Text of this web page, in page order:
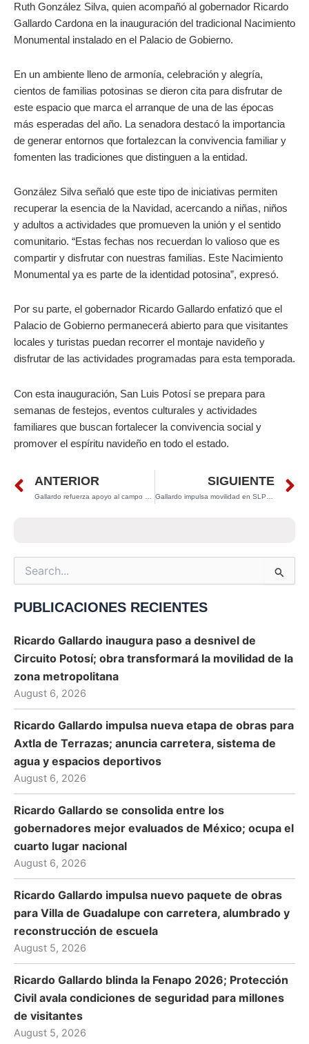
Ruth González Silva, quien acompañó al gobernador Ricardo
Gallardo Cardona en la inauguración del tradicional Nacimiento
Monumental instalado en el Palacio de Gobierno.
En un ambiente lleno de armonía, celebración y alegría,
cientos de familias potosinas se dieron cita para disfrutar de
este espacio que marca el arranque de una de las épocas
más esperadas del año. La senadora destacó la importancia
de generar entornos que fortalezcan la convivencia familiar y
fomenten las tradiciones que distinguen a la entidad.
González Silva señaló que este tipo de iniciativas permiten
recuperar la esencia de la Navidad, acercando a niñas, niños
y adultos a actividades que promueven la unión y el sentido
comunitario. “Estas fechas nos recuerdan lo valioso que es
compartir y disfrutar con nuestras familias. Este Nacimiento
Monumental ya es parte de la identidad potosina”, expresó.
Por su parte, el gobernador Ricardo Gallardo enfatizó que el
Palacio de Gobierno permanecerá abierto para que visitantes
locales y turistas puedan recorrer el montaje navideño y
disfrutar de las actividades programadas para esta temporada.
Con esta inauguración, San Luis Potosí se prepara para
semanas de festejos, eventos culturales y actividades
familiares que buscan fortalecer la convivencia social y
promover el espíritu navideño en todo el estado.
Prev
ANTERIOR SIGUIENTE
Search
for:
PUBLICACIONES RECIENTES
Ricardo Gallardo inaugura paso a desnivel de
Circuito Potosí; obra transformará la movilidad de la
zona metropolitana
August 6, 2026
Ricardo Gallardo impulsa nueva etapa de obras para
Axtla de Terrazas; anuncia carretera, sistema de
agua y espacios deportivos
August 6, 2026
Ricardo Gallardo se consolida entre los
gobernadores mejor evaluados de México; ocupa el
cuarto lugar nacional
August 6, 2026
Ricardo Gallardo impulsa nuevo paquete de obras
para Villa de Guadalupe con carretera, alumbrado y
reconstrucción de escuela
August 5, 2026
Ricardo Gallardo blinda la Fenapo 2026; Protección
Civil avala condiciones de seguridad para millones
de visitantes
August 5, 2026